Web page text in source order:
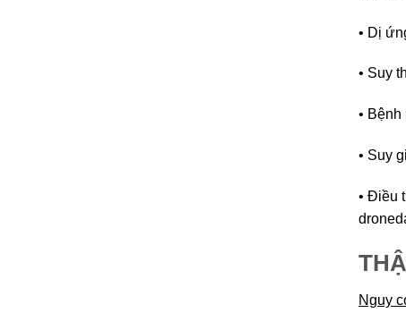
• Dị
• Suy
•
• Suy
• Điều
Nguy